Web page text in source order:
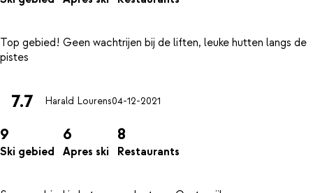
Top gebied! Geen wachtrijen bij de liften, leuke hutten langs de
7.7 Harald Lourens04-12-2021
9
Ski gebied
6
Apres ski
8
Restaurants